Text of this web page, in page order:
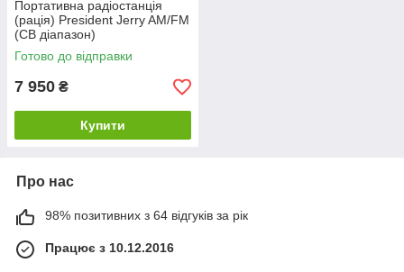
Портативна радіостанція
(рація) President Jerry AM/FM
(CB діапазон)
Готово до відправки
7 950 ₴
Купити
Про нас
98% позитивних з 64 відгуків за рік
Працює з 10.12.2016